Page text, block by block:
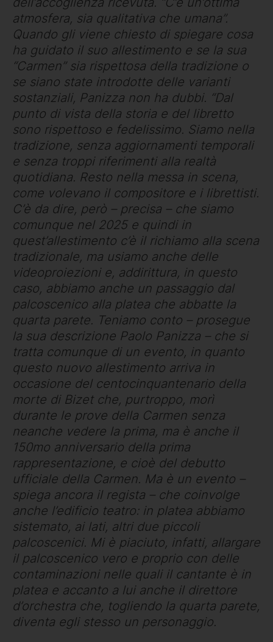
atmosfera, sia qualitativa che umana”.
Quando gli viene chiesto di spiegare cosa
ha guidato il suo allestimento e se la sua
“Carmen” sia rispettosa della tradizione o
se siano state introdotte delle varianti
sostanziali, Panizza non ha dubbi. “Dal
punto di vista della storia e del libretto
sono rispettoso e fedelissimo. Siamo nella
tradizione, senza aggiornamenti temporali
e senza troppi riferimenti alla realtà
quotidiana. Resto nella messa in scena,
come volevano il compositore e i librettisti.
C’è da dire, però – precisa – che siamo
comunque nel 2025 e quindi in
quest’allestimento c’è il richiamo alla scena
tradizionale, ma usiamo anche delle
videoproiezioni e, addirittura, in questo
caso, abbiamo anche un passaggio dal
palcoscenico alla platea che abbatte la
quarta parete. Teniamo conto – prosegue
la sua descrizione Paolo Panizza – che si
tratta comunque di un evento, in quanto
questo nuovo allestimento arriva in
occasione del centocinquantenario della
morte di Bizet che, purtroppo, morì
durante le prove della Carmen senza
neanche vedere la prima, ma è anche il
150mo anniversario della prima
rappresentazione, e cioè del debutto
ufficiale della Carmen. Ma è un evento –
spiega ancora il regista – che coinvolge
anche l’edificio teatro: in platea abbiamo
sistemato, ai lati, altri due piccoli
palcoscenici. Mi è piaciuto, infatti, allargare
il palcoscenico vero e proprio con delle
contaminazioni nelle quali il cantante è in
platea e accanto a lui anche il direttore
d’orchestra che, togliendo la quarta parete,
diventa egli stesso un personaggio.